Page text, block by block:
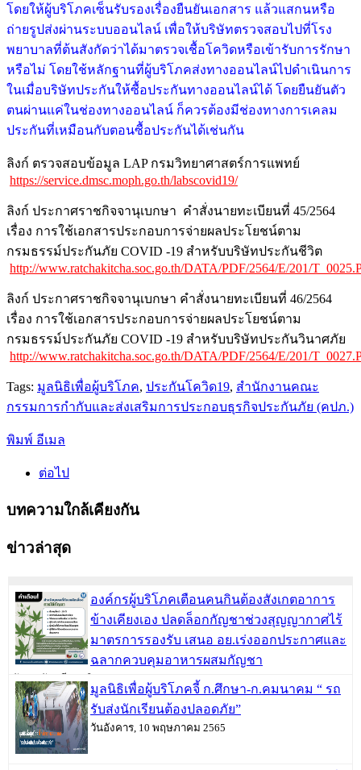
โดยให้ผู้บริโภคเซ็นรับรองเรื่องยืนยันเอกสาร แล้วแสกนหรือ
ถ่ายรูปส่งผ่านระบบออนไลน์ เพื่อให้บริษัทตรวจสอบไปที่โรง
พยาบาลที่ต้นสังกัดว่าได้มาตรวจเชื้อโควิดหรือเข้ารับการรักษา
หรือไม่ โดยใช้หลักฐานที่ผู้บริโภคส่งทางออนไลน์ไปดำเนินการ
ในเมื่อบริษัทประกันให้ซื้อประกันทางออนไลน์ได้ โดยยืนยันตัว
ตนผ่านแค่ในช่องทางออนไลน์ ก็ควรต้องมีช่องทางการเคลม
ประกันที่เหมือนกับตอนซื้อประกันได้เช่นกัน
ลิงก์ ตรวจสอบข้อมูล LAP กรมวิทยาศาสตร์การแพทย์
https://service.dmsc.moph.go.th/labscovid19/
ลิงก์ ประกาศราชกิจจานุเบกษา คำสั่งนายทะเบียนที่ 45/2564
เรื่อง การใช้เอกสารประกอบการจ่ายผลประโยชน์ตาม
กรมธรรม์ประกันภัย COVID -19 สำหรับบริษัทประกันชีวิต
http://www.ratchakitcha.soc.go.th/DATA/PDF/2564/E/201/
ลิงก์ ประกาศราชกิจจานุเบกษา คำสั่งนายทะเบียนที่ 46/2564
เรื่อง การใช้เอกสารประกอบการจ่ายผลประโยชน์ตาม
กรมธรรม์ประกันภัย COVID -19 สำหรับบริษัทประกันวินาศภัย
http://www.ratchakitcha.soc.go.th/DATA/PDF/2564/E/201/
Tags: มูลนิธิเพื่อผู้บริโภค, ประกันโควิด19, สำนักงานคณะ
กรรมการกำกับและส่งเสริมการประกอบธุรกิจประกันภัย (คปภ.)
พิมพ์ อีเมล
ต่อไป
บทความใกล้เคียงกัน
ข่าวล่าสุด
องค์กรผู้บริโภคเตือนคนกินต้องสังเกตอาการ
ข้างเคียงเอง ปลดล็อกกัญชาช่วงสุญญากาศไร้
มาตรการรองรับ เสนอ อย.เร่งออกประกาศและ
ฉลากควบคุมอาหารผสมกัญชา
วันพฤหัสบดี, 09 มิถุนายน 2565
มูลนิธิเพื่อผู้บริโภคจี้ ก.ศึกษา-ก.คมนาคม “ รถ
รับส่งนักเรียนต้องปลอดภัย”
วันอังคาร, 10 พฤษภาคม 2565